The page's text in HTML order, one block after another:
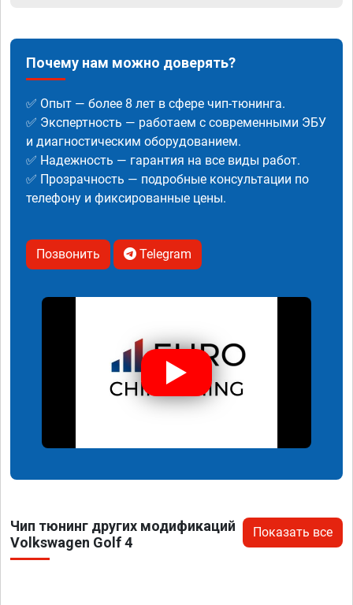
Почему нам можно доверять?
✅ Опыт — более 8 лет в сфере чип-тюнинга.
✅ Экспертность — работаем с современными ЭБУ
и диагностическим оборудованием.
✅ Надежность — гарантия на все виды работ.
✅ Прозрачность — подробные консультации по
телефону и фиксированные цены.
Позвонить Telegram
Чип тюнинг других модификаций
Volkswagen Golf 4
Показать все